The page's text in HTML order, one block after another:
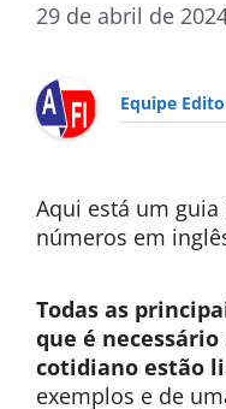
29 de abril de
Equipe
Aqui está um
números em
Todas as
que é
cotidiano estão
exemplos e de